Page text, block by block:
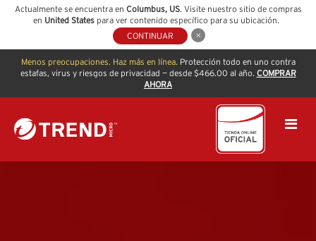
Actualmente se encuentra en Columbus, US. Visite nuestro sitio de compras
en United Statespara ver contenido específico para su ubicación.
CONTINUAR
Menos preocupaciones. Haz más en línea. Protección todo en uno contra
estafas, virus y riesgos de privacidad — desde $466.00 al año. COMPRAR
AHORA